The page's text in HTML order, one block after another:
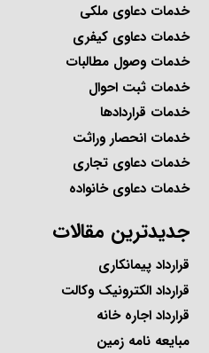
خدمات دعاوی ملکی
خدمات دعاوی کیفری
خدمات وصول مطالبات
خدمات ثبت احوال
خدمات قراردادها
خدمات انحصار وراثت
خدمات دعاوی تجاری
خدمات دعاوی خانواده
جدیدترین مقالات
قرارداد پیمانکاری
قرارداد الکترونیک وکالت
قرارداد اجاره خانه
مبایعه نامه زمین